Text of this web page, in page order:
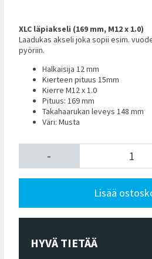
XLC läpiakseli (169 mm, M12 x 1.0)
Laadukas akseli joka sopii esim.
pyöriin.
Halkaisija 12 mm
Kierteen pituus 15mm
Kierre M12 x 1.0
Pituus: 169 mm
Takahaarukan leveys 148 mm
Väri: Musta
-
Lisää
HYVÄ TIETÄÄ